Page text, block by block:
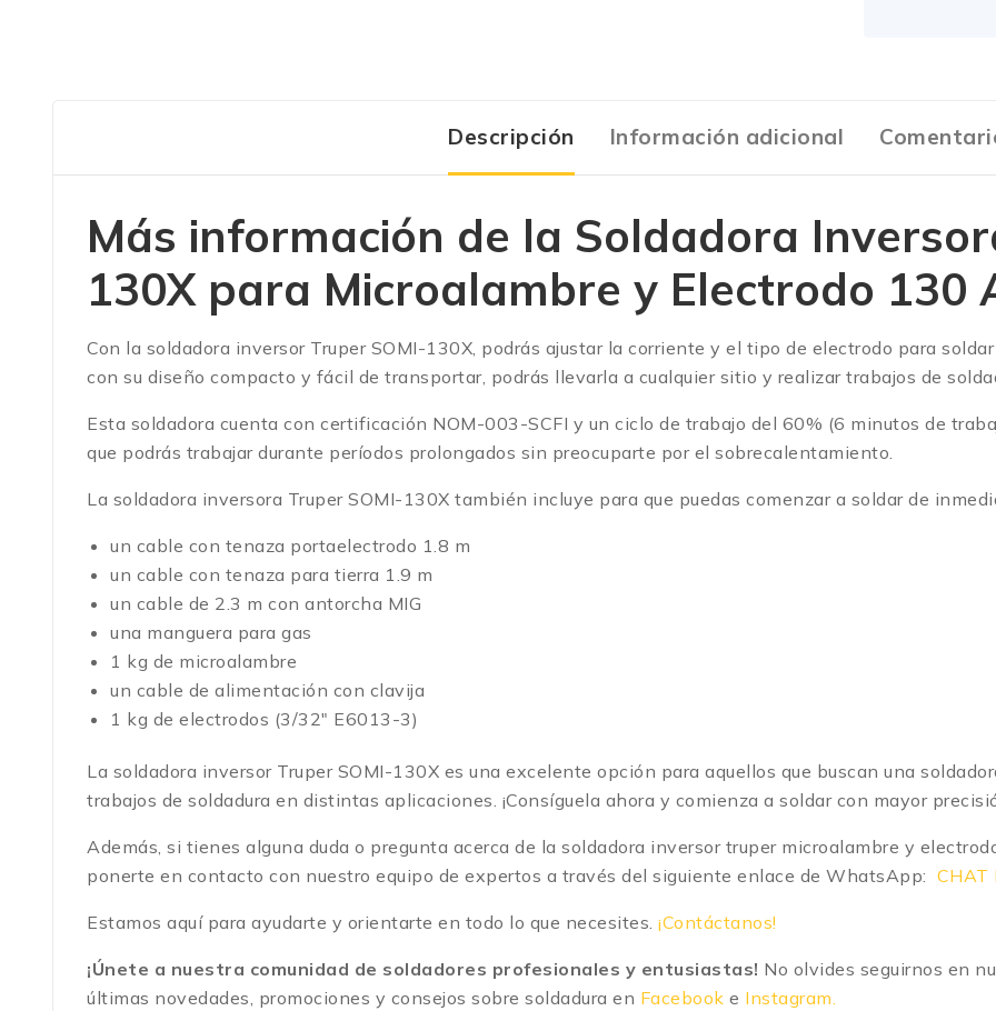
Descripción Información adicional
Más información de la Soldadora
130X para Microalambre y Electrodo 130
Con la soldadora inversor Truper SOMI-130X, podrás ajustar la corriente y el tipo de electrodo para
con su diseño compacto y fácil de transportar, podrás llevarla a cualquier sitio y realizar trabajos de
Esta soldadora cuenta con certificación NOM-003-SCFI y un ciclo de trabajo del 60% (6 minutos de
que podrás trabajar durante períodos prolongados sin preocuparte por el sobrecalentamiento.
La soldadora inversora Truper SOMI-130X también incluye para que puedas comenzar a soldar de
un cable con tenaza portaelectrodo 1.8 m
un cable con tenaza para tierra 1.9 m
un cable de 2.3 m con antorcha MIG
una manguera para gas
1 kg de microalambre
un cable de alimentación con clavija
1 kg de electrodos (3/32″ E6013-3)
La soldadora inversor Truper SOMI-130X es una excelente opción para aquellos que buscan una
trabajos de soldadura en distintas aplicaciones. ¡Consíguela ahora y comienza a soldar con mayor
Además, si tienes alguna duda o pregunta acerca de la soldadora inversor truper microalambre y
ponerte en contacto con nuestro equipo de expertos a través del siguiente enlace de WhatsApp: CHAT
Estamos aquí para ayudarte y orientarte en todo lo que necesites. ¡Contáctanos!
¡Únete a nuestra comunidad de soldadores profesionales y entusiastas! No olvides seguirnos en
últimas novedades, promociones y consejos sobre soldadura en Facebook e Instagram.